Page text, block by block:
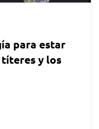
para estar
títeres y los